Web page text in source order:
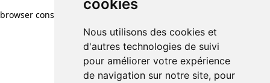
cookies
Nous utilisons des cookies et
d'autres technologies de suivi
pour améliorer votre expérience
de navigation sur notre site, pour
browser console for more information)